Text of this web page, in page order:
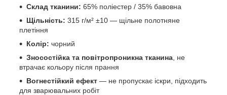
Склад тканини: 65% поліестер / 35% бавовна
Щільність: 315 г/м² ±10 — щільне полотняне
плетіння
Колір: чорний
Зносостійка та повітропроникна тканина, не
втрачає кольору після прання
Вогнестійкий ефект — не пропускає іскри, підходить
для зварювальних робіт